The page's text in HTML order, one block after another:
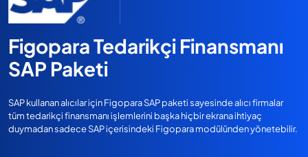
Figopara Tedarikçi Finansmanı
SAP Paketi
SAP kullanan alıcılar için Figopara SAP paketi sayesinde alıcı firmalar
tüm tedarikçi finansmanı işlemlerini başka hiçbir ekrana ihtiyaç
duymadan sadece SAP içerisindeki Figopara modülünden yönetebilir.